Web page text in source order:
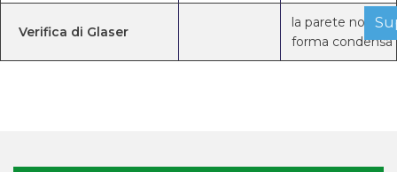
Verifica di Glaser
la parete non
forma condensa